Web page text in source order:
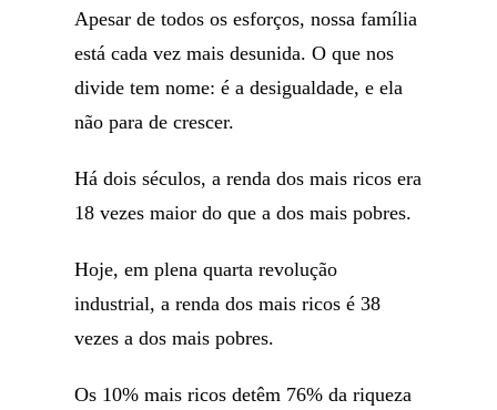
Apesar de todos os esforços, nossa família
está cada vez mais desunida. O que nos
divide tem nome: é a desigualdade, e ela
não para de crescer.
Há dois séculos, a renda dos mais ricos era
18 vezes maior do que a dos mais pobres.
Hoje, em plena quarta revolução
industrial, a renda dos mais ricos é 38
vezes a dos mais pobres.
Os 10% mais ricos detêm 76% da riqueza